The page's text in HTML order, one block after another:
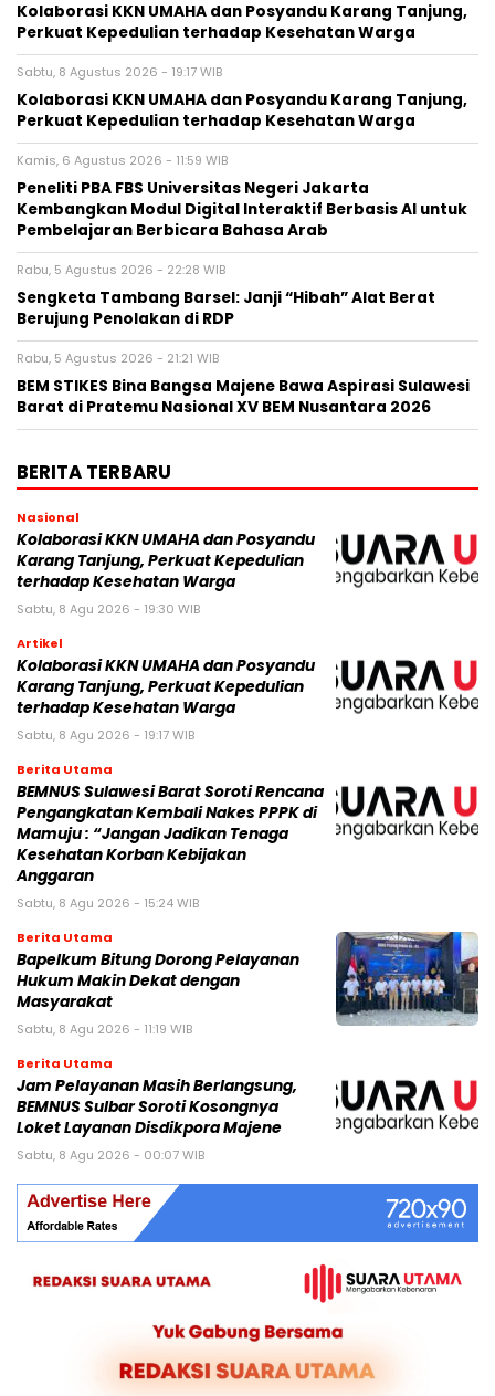
Kolaborasi KKN UMAHA dan Posyandu Karang Tanjung,
Perkuat Kepedulian terhadap Kesehatan Warga
Sabtu, 8 Agustus 2026 - 19:17 WIB
Kolaborasi KKN UMAHA dan Posyandu Karang Tanjung,
Perkuat Kepedulian terhadap Kesehatan Warga
Kamis, 6 Agustus 2026 - 11:59 WIB
Peneliti PBA FBS Universitas Negeri Jakarta
Kembangkan Modul Digital Interaktif Berbasis AI untuk
Pembelajaran Berbicara Bahasa Arab
Rabu, 5 Agustus 2026 - 22:28 WIB
Sengketa Tambang Barsel: Janji “Hibah” Alat Berat
Berujung Penolakan di RDP
Rabu, 5 Agustus 2026 - 21:21 WIB
BEM STIKES Bina Bangsa Majene Bawa Aspirasi Sulawesi
Barat di Pratemu Nasional XV BEM Nusantara 2026
BERITA TERBARU
Nasional
Kolaborasi KKN UMAHA dan Posyandu
Karang Tanjung, Perkuat Kepedulian
terhadap Kesehatan Warga
Sabtu, 8 Agu 2026 - 19:30 WIB
Artikel
Kolaborasi KKN UMAHA dan Posyandu
Karang Tanjung, Perkuat Kepedulian
terhadap Kesehatan Warga
Sabtu, 8 Agu 2026 - 19:17 WIB
Berita Utama
BEMNUS Sulawesi Barat Soroti Rencana
Pengangkatan Kembali Nakes PPPK di
Mamuju : “Jangan Jadikan Tenaga
Kesehatan Korban Kebijakan
Anggaran
Sabtu, 8 Agu 2026 - 15:24 WIB
Berita Utama
Bapelkum Bitung Dorong Pelayanan
Hukum Makin Dekat dengan
Masyarakat
Sabtu, 8 Agu 2026 - 11:19 WIB
Berita Utama
Jam Pelayanan Masih Berlangsung,
BEMNUS Sulbar Soroti Kosongnya
Loket Layanan Disdikpora Majene
Sabtu, 8 Agu 2026 - 00:07 WIB